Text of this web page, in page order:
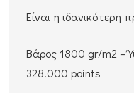
Είναι η ιδανικότερη
Βάρος 1800 gr/m2 –
328.000 points